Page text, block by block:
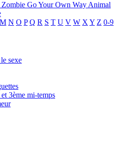
Zombie Go Your Own Way Animal
M N O P Q R S T U V W X Y Z 0-9
sexe
3ème mi-temps